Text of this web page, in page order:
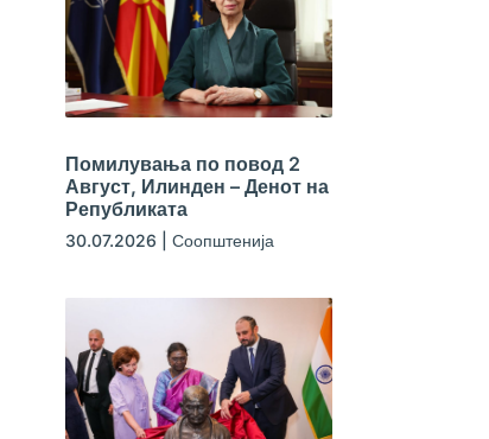
Помилувања по повод 2
Август, Илинден – Денот на
Републиката
30.07.2026 Соопштенија